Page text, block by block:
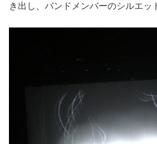
き出し、バンドメンバーのシルエッ